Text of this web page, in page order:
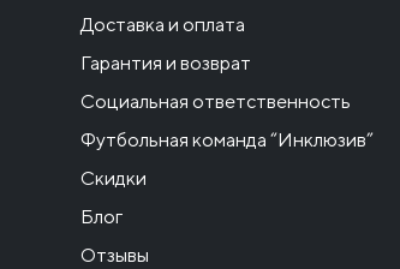
Доставка и оплата
Гарантия и возврат
Социальная ответственность
Футбольная команда “Инклюзив”
Скидки
Блог
Отзывы